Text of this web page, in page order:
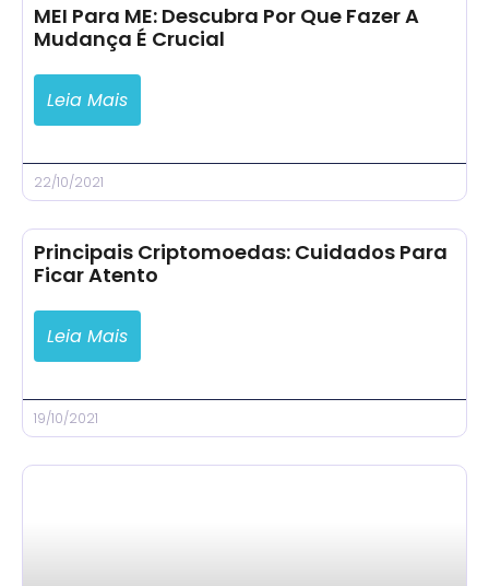
MEI Para ME: Descubra Por Que Fazer A
Mudança É Crucial
Leia Mais
22/10/2021
Principais Criptomoedas: Cuidados Para
Ficar Atento
Leia Mais
19/10/2021